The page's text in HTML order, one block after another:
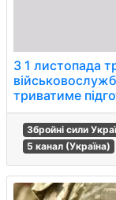
З 1 листопада
триватиме
Збройні сили
5 канал (Україна)